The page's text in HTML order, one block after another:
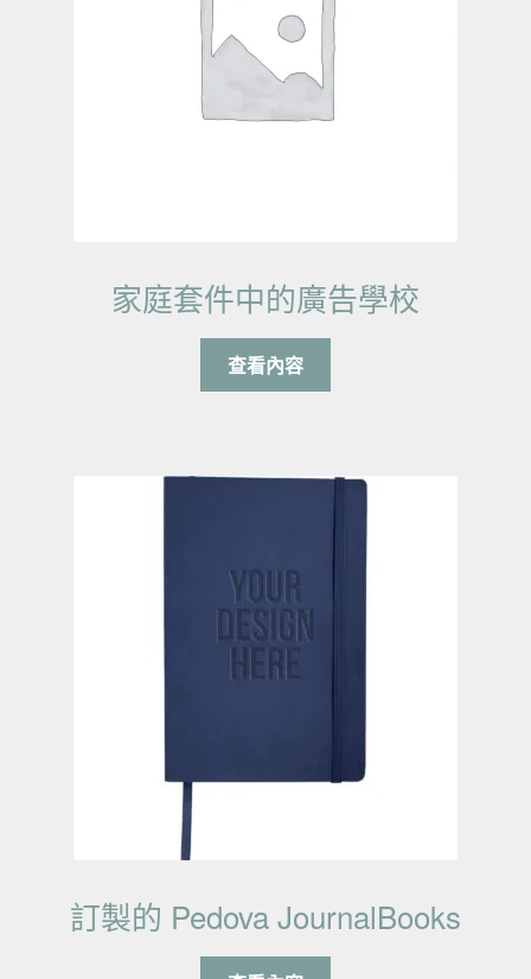
家庭套件中的廣告學校
查看內容
訂製的 Pedova JournalBooks